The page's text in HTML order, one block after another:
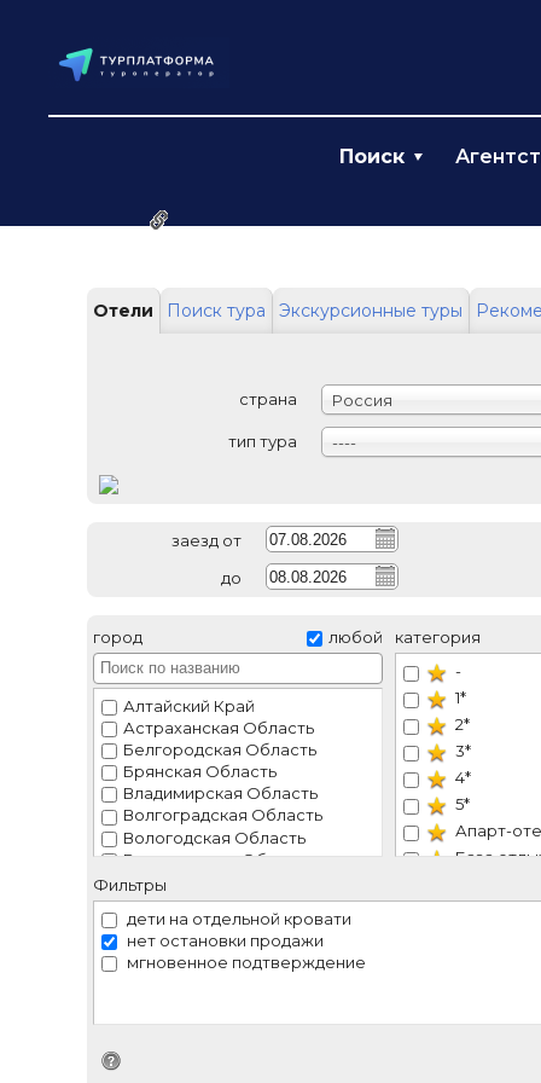
Поиск
Отели Поиск тура Экскурсионные туры
страна Россия
тип тура ----
заезд от
до
город любой
Алтайский Край
Астраханская Область
Белгородская Область
Брянская Область
Владимирская Область
Волгоградская Область
Вологодская Область
Воронежская Область
Ивановская Область
Иркутская Область
Калининградская Область
Калужская Область
Камчатский Край
категория
-
1*
2*
3*
4*
5*
Апарт-
База
Фильтры
дети на отдельной кровати
нет остановки продажи
мгновенное подтверждение